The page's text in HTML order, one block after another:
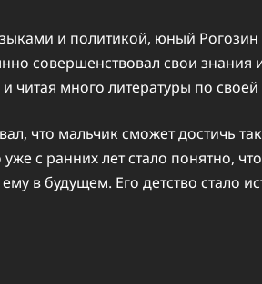
и политикой, юный Рогозин
совершенствовал свои знания
читая много литературы по
что мальчик сможет достичь
с ранних лет стало понятно,
в будущем. Его детство стало